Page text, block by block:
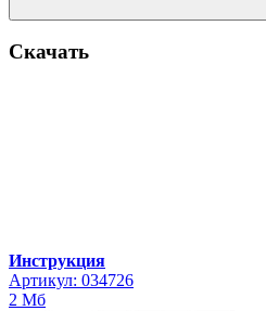
Скачать
Инструкция
Артикул: 034726
2 Мб